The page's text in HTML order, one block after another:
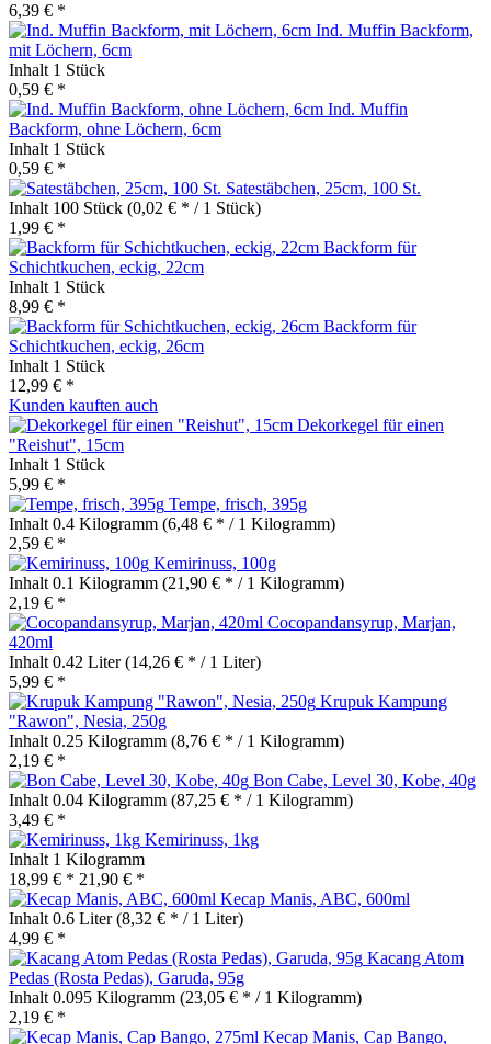
6,39 € *
Ind. Muffin Backform,
mit Löchern, 6cm
Inhalt 1 Stück
0,59 € *
Ind. Muffin
Backform, ohne Löchern, 6cm
Inhalt 1 Stück
0,59 € *
Satestäbchen, 25cm, 100 St.
Inhalt 100 Stück (0,02 € * / 1 Stück)
1,99 € *
Backform für
Schichtkuchen, eckig, 22cm
Inhalt 1 Stück
8,99 € *
Backform für
Schichtkuchen, eckig, 26cm
Inhalt 1 Stück
12,99 € *
Kunden kauften auch
Dekorkegel für einen
"Reishut", 15cm
Inhalt 1 Stück
5,99 € *
Tempe, frisch, 395g
Inhalt 0.4 Kilogramm (6,48 € * / 1 Kilogramm)
2,59 € *
Kemirinuss, 100g
Inhalt 0.1 Kilogramm (21,90 € * / 1 Kilogramm)
2,19 € *
Cocopandansyrup, Marjan,
420ml
Inhalt 0.42 Liter(14,26 € * / 1 Liter)
5,99 € *
Krupuk Kampung
"Rawon", Nesia, 250g
Inhalt 0.25 Kilogramm (8,76 € * / 1 Kilogramm)
2,19 € *
Bon Cabe, Level 30, Kobe, 40g
Inhalt 0.04 Kilogramm (87,25 € * / 1 Kilogramm)
3,49 € *
Kemirinuss, 1kg
Inhalt 1 Kilogramm
18,99 € * 21,90 € *
Kecap Manis, ABC, 600ml
Inhalt 0.6 Liter(8,32 € * / 1 Liter)
4,99 € *
Kacang Atom
Pedas (Rosta Pedas), Garuda, 95g
Inhalt 0.095 Kilogramm (23,05 € * / 1 Kilogramm)
2,19 € *
Kecap Manis, Cap Bango,